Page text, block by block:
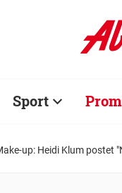
Sport
up: Heidi Klum postet